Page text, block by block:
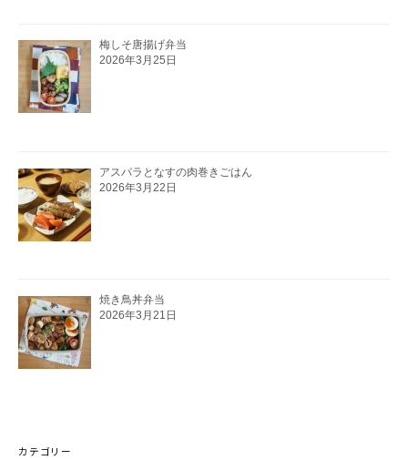
梅しそ唐揚げ弁当
2026年3月25日
アスパラとなすの肉巻きごはん
2026年3月22日
焼き鳥丼弁当
2026年3月21日
カテゴリー